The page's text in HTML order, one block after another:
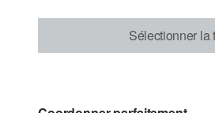
Sélectionner la